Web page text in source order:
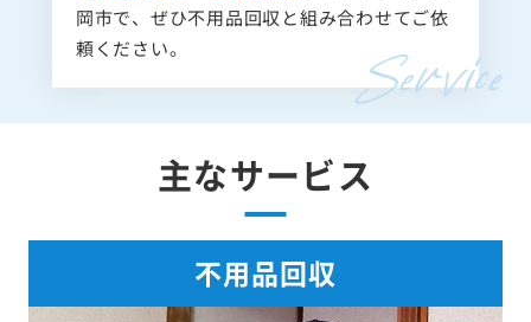
岡市で、ぜひ不用品回収と組み合わせてご依
頼ください。
主なサービス
不用品回収